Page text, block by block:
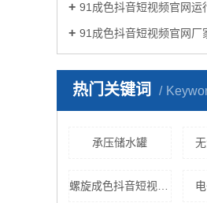
91成色抖音短视频官网运行故障
91成色抖音短视频官网厂家在成色抖音
热门关键词
承压储水罐